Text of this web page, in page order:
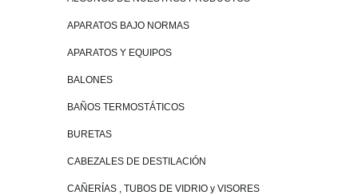
APARATOS BAJO NORMAS
APARATOS Y EQUIPOS
BALONES
BAÑOS TERMOSTÁTICOS
BURETAS
CABEZALES DE DESTILACIÓN
CAÑERÍAS , TUBOS DE VIDRIO y VISORES